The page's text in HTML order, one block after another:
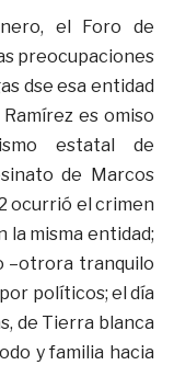
el Foro de
preocupaciones
dse esa entidad
es omiso
estatal de
de Marcos
ocurrió el crimen
la misma entidad;
–otrora tranquilo
políticos; el día
de Tierra blanca
y familia hacia